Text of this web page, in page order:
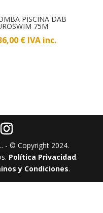
PISCINA DAB
75M
€ IVA inc.
- © Copyright​ 2024.
Política Privacidad.
y Condiciones.